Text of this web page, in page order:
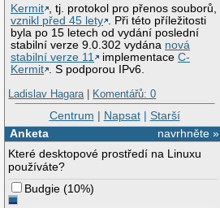
Kermit , tj. protokol pro přenos souborů,
vznikl před 45 lety . Při této příležitosti
byla po 15 letech od vydání poslední
stabilní verze 9.0.302 vydána nová
stabilní verze 11
implementaceC-
Kermit . S podporou IPv6.
Ladislav Hagara| Komentářů: 0
Centrum | Napsat| Starší
navrhněte »
Anketa
Které desktopové prostředí na Linuxu
používáte?
Budgie (10%)